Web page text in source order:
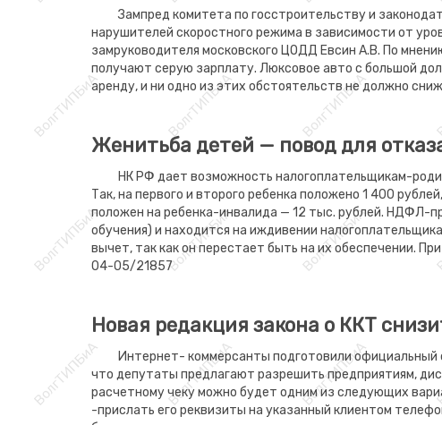
Зампред комитета по госстроительству и
нарушителей скоростного режима в зависимости от
замруководителя московского ЦОДД Евсин А.В. По
получают серую зарплату. Люксовое авто с большой
аренду, и ни одно из этих обстоятельств не должно
Женитьба детей — повод для
НК РФ дает возможность налогоплательщикам-
Так, на первого и второго ребенка положено 1 400
положен на ребенка-инвалида — 12 тыс. рублей. НДФЛ-
обучения) и находится на иждивении
вычет, так как он перестает быть на их обеспечении.
04-05/21857
Новая редакция закона о ККТ
Интернет- коммерсанты подготовили официальный
что депутаты предлагают разрешить предприятиям,
расчетному чеку можно будет одним из следующих
-прислать его реквизиты на указанный клиентом